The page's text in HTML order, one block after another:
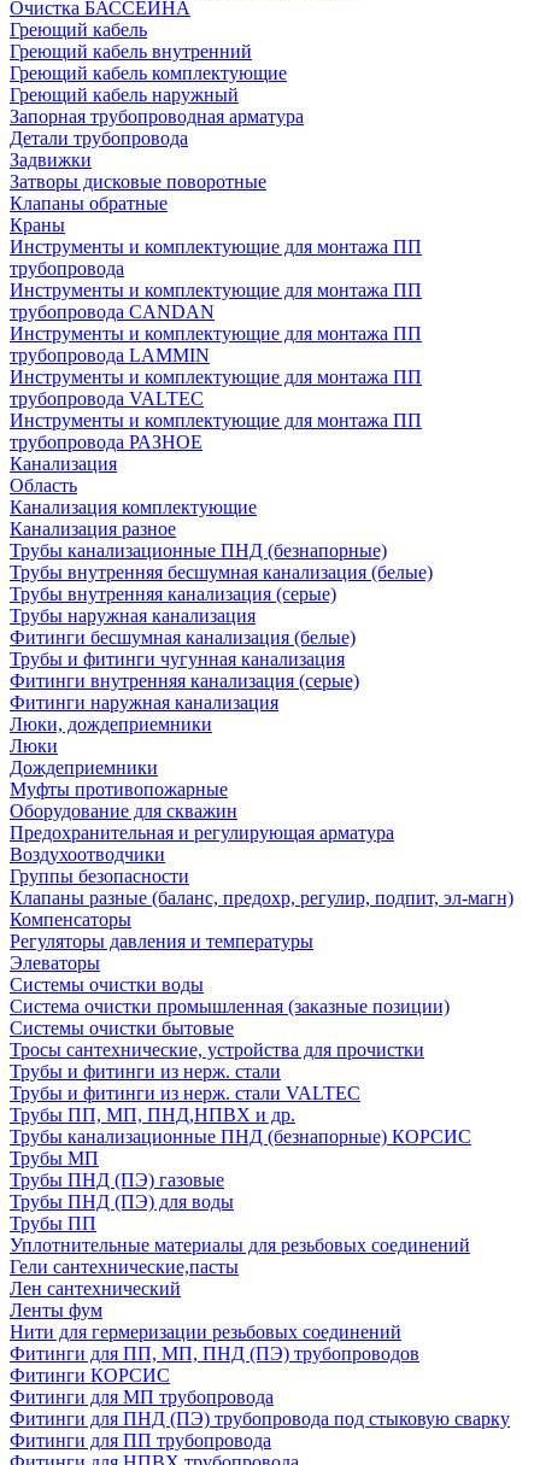
Очистка БАССЕЙНА
Греющий кабель
Греющий кабель внутренний
Греющий кабель комплектующие
Греющий кабель наружный
Запорная трубопроводная арматура
Детали трубопровода
Задвижки
Затворы дисковые поворотные
Клапаны обратные
Краны
Инструменты и комплектующие для монтажа ПП
трубопровода
Инструменты и комплектующие для монтажа ПП
трубопровода CANDAN
Инструменты и комплектующие для монтажа ПП
трубопровода LAMMIN
Инструменты и комплектующие для монтажа ПП
трубопровода VALTEC
Инструменты и комплектующие для монтажа ПП
трубопровода РАЗНОЕ
Канализация
Область
Канализация комплектующие
Канализация разное
Трубы канализационные ПНД (безнапорные)
Трубы внутренняя бесшумная канализация (белые)
Трубы внутренняя канализация (серые)
Трубы наружная канализация
Фитинги бесшумная канализация (белые)
Трубы и фитинги чугунная канализация
Фитинги внутренняя канализация (серые)
Фитинги наружная канализация
Люки, дождеприемники
Люки
Дождеприемники
Муфты противопожарные
Оборудование для скважин
Предохранительная и регулирующая арматура
Воздухоотводчики
Группы безопасности
Клапаны разные (баланс, предохр, регулир, подпит, эл-магн)
Компенсаторы
Регуляторы давления и температуры
Элеваторы
Системы очистки воды
Система очистки промышленная (заказные позиции)
Системы очистки бытовые
Тросы сантехнические, устройства для прочистки
Трубы и фитинги из нерж. стали
Трубы и фитинги из нерж. стали VALTEC
Трубы ПП, МП, ПНД,НПВХ и др.
Трубы канализационные ПНД (безнапорные) КОРСИС
Трубы МП
Трубы ПНД (ПЭ) газовые
Трубы ПНД (ПЭ) для воды
Трубы ПП
Уплотнительные материалы для резьбовых соединений
Гели сантехнические,пасты
Лен сантехнический
Ленты фум
Нити для гермеризации резьбовых соединений
Фитинги для ПП, МП, ПНД (ПЭ) трубопроводов
Фитинги КОРСИС
Фитинги для МП трубопровода
Фитинги для ПНД (ПЭ) трубопровода под стыковую сварку
Фитинги для ПП трубопровода